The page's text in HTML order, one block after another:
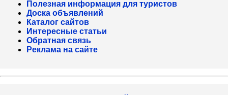
Полезная информация для туристов
Доска объявлений
Каталог сайтов
Интересные статьи
Обратная связь
Реклама на сайте